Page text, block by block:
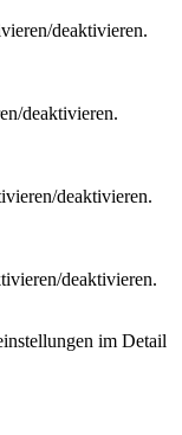
deaktivieren.
deaktivieren.
deaktivieren.
deaktivieren.
im Detail